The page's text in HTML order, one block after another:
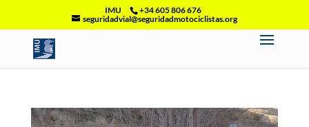
IMU
+34 605 806 676
seguridadvial@seguridadmotociclistas.org